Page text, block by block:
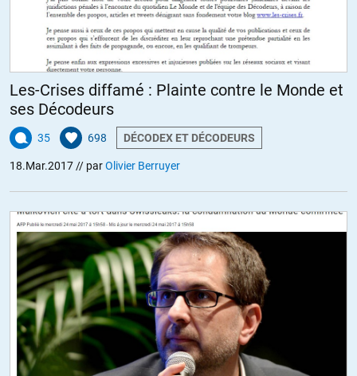
Les-Crises diffamé : Plainte contre le Monde et
ses Décodeurs
35 698 DÉCODEX ET DÉCODEURS
18.Mar.2017 // parOlivier Berruyer